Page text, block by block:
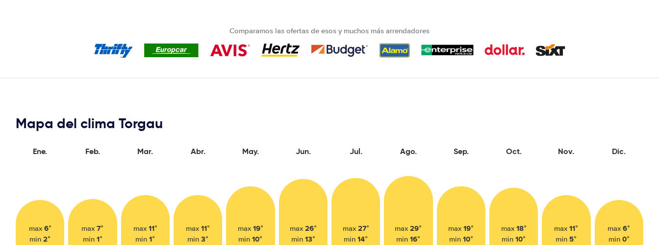
Comparamos las ofertas de esos y muchos más arrendadores
Mapa del clima Torgau
Ene.
max 6°
min2°
Feb.
max7°
min 1°
Mar.
max 11°
min1°
Abr.
max11°
min3°
May.
max 19°
min10°
Jun.
max 26°
min 13°
Jul.
max 27°
min14°
Ago.
max29°
min16°
Sep.
max19°
min 10°
Oct.
max 18°
min10°
Nov.
max11°
min 5°
Dic.
max6°
min 0°